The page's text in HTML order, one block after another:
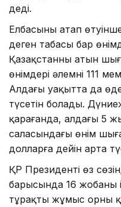
деді.
Елбасының атап
деген таңбасы бар
Қазақстанның атын
өнімдері әлемнің 111
Алдағы уақытта да
түсетін болады.
қарағанда, алдағы 5
саласындағы өнім
долларға дейін арта
ҚР Президенті өз
барысында 16 жобаның
тұрақты жұмыс орны